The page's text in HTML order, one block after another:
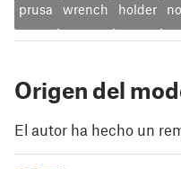
prusa wrench holder
Origen del
El autor ha hecho un